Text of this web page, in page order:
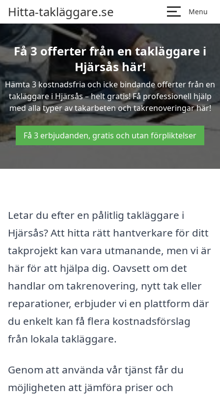
Hitta-takläggare.se Menu
Få 3 offerter från en takläggare i
Hjärsås här!
Hämta 3 kostnadsfria och icke bindande offerter från en
takläggare i Hjärsås – helt gratis! Få professionell hjälp
med alla typer av takarbeten och takrenoveringar här!
Få 3 erbjudanden, gratis och utan förpliktelser
Letar du efter en pålitlig takläggare i
Hjärsås? Att hitta rätt hantverkare för ditt
takprojekt kan vara utmanande, men vi är
här för att hjälpa dig. Oavsett om det
handlar om takrenovering, nytt tak eller
reparationer, erbjuder vi en plattform där
du enkelt kan få flera kostnadsförslag
från lokala takläggare.
Genom att använda vår tjänst får du
möjligheten att jämföra priser och